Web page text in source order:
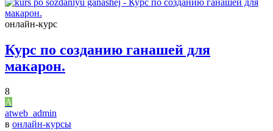
онлайн-курс
Курс по созданию ганашей для
макарон.
8
A
atweb_admin
в онлайн-курсы